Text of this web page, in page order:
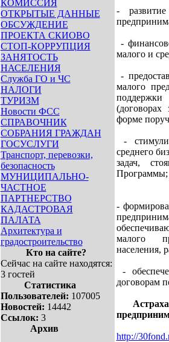
КОМИССИЯ
ОТКРЫТЫЕ ДАННЫЕ
ОБСУЖДЕНИЕ
ПРОЕКТА СКИОВО
СТОП-КОРРУПЦИЯ
ЗАНЯТОСТЬ
НАСЕЛЕНИЯ
Служба ГО и ЧС
НАЛОГИ
ТУРИЗМ
Новости ФСС
СПРАВОЧНИК
СОБРАНИЯ ГРАЖДАН
ГОСУСЛУГИ
Транспорт, перевозки,
безопасность
МУНИЦИПАЛЬНО-
ЧАСТНОЕ
ПАРТНЕРСТВО
КАДАСТРОВАЯ
ПАЛАТА
Архитектура и
градостроительство
Кто на сайте?
Сейчас на сайте находятся:
3 гостей
Статистика
Пользователей: 107005
Новостей: 14442
Ссылок: 3
Архив
-
-
малого и
-
малого
форме
-
среднего
задач,
Программы;
-
малого
населения,
-
договорам
http://